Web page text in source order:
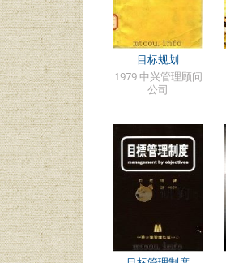
目标规划
1979 中兴管理顾问
公司